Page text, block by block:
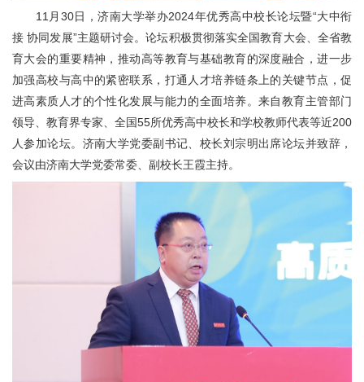
11月30日，济南大学举办2024年优秀高中校长论坛暨“大中衔
接 协同发展”主题研讨会。论坛积极贯彻落实全国教育大会、全省教
育大会的重要精神，推动高等教育与基础教育的深度融合，进一步
加强高校与高中的紧密联系，打通人才培养链条上的关键节点，促
进高素质人才的个性化发展与能力的全面培养。来自教育主管部门
领导、教育界专家、全国55所优秀高中校长和学校教师代表等近200
人参加论坛。济南大学党委副书记、校长刘宗明出席论坛并致辞，
会议由济南大学党委常委、副校长王霞主持。